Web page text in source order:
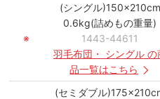
※
(シングル)150×210cm
0.6kg(詰めもの重量)
1443-44611
羽毛布団 ・ シングルの
品一覧はこちら
(セミダブル